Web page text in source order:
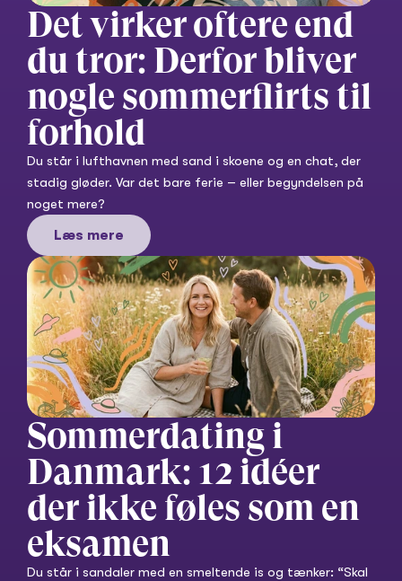
Det virker oftere end
du tror: Derfor bliver
nogle sommerflirts til
forhold
Du står i lufthavnen med sand i skoene og en chat, der
stadig gløder. Var det bare ferie – eller begyndelsen på
noget mere?
Læs mere
Sommerdating i
Danmark: 12 idéer
der ikke føles som en
eksamen
Du står i sandaler med en smeltende is og tænker: “Skal